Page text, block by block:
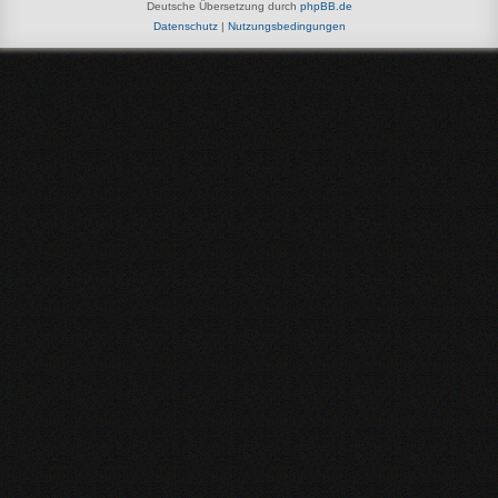
Deutsche Übersetzung durch phpBB.de
Datenschutz| Nutzungsbedingungen